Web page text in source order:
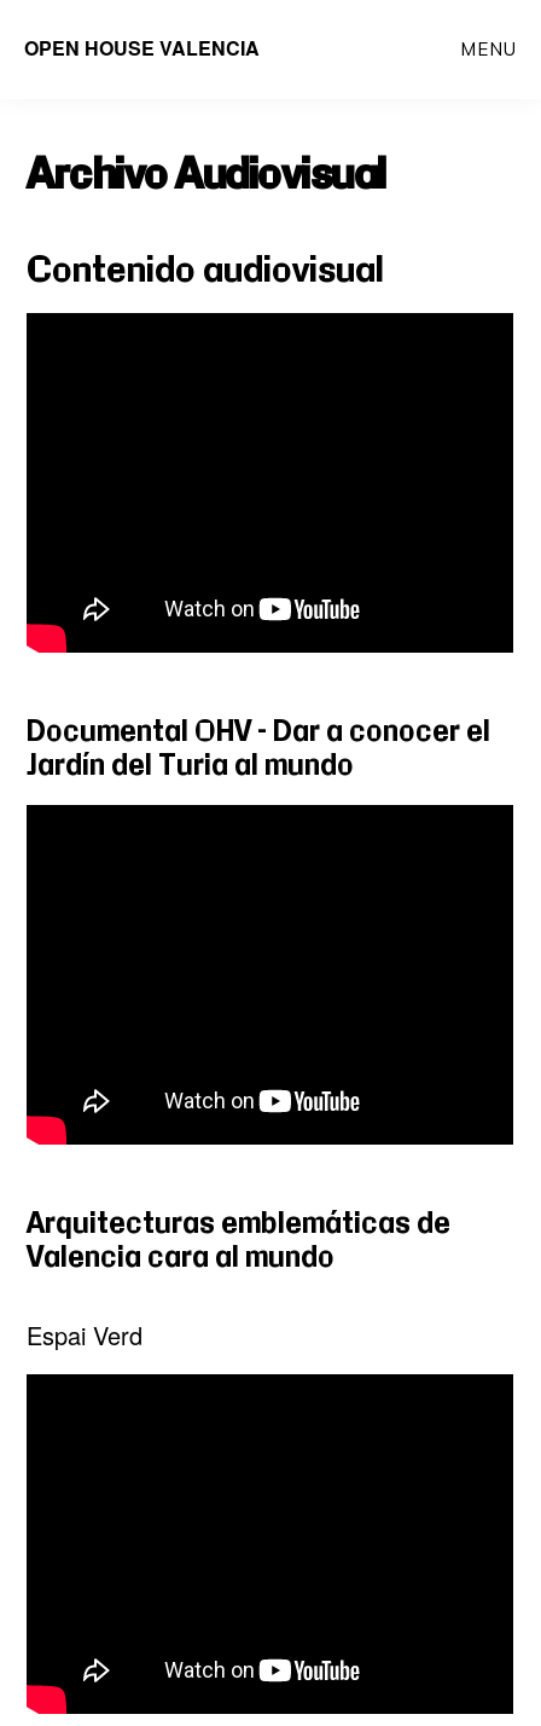
OPEN HOUSE VALENCIA MENU
Archivo Audiovisual
Contenido audiovisual
Documental OHV – Dar a conocer el
Jardín del Turia al mundo
Arquitecturas emblemáticas de
Valencia cara al mundo
Espai Verd